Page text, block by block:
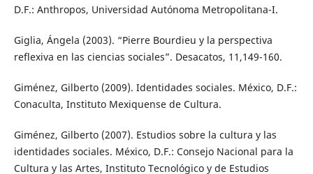
D.F.: Anthropos, Universidad Autónoma Metropolitana-I.
Giglia, Ángela (2003). “Pierre Bourdieu y la perspectiva
reflexiva en las ciencias sociales”. Desacatos, 11,149-160.
Giménez, Gilberto (2009). Identidades sociales. México, D.F.:
Conaculta, Instituto Mexiquense de Cultura.
Giménez, Gilberto (2007). Estudios sobre la cultura y las
identidades sociales. México, D.F.: Consejo Nacional para la
Cultura y las Artes, Instituto Tecnológico y de Estudios